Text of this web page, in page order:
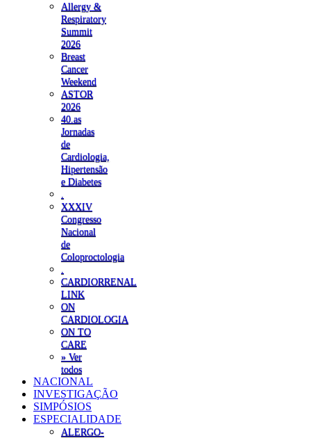
Allergy &
Respiratory
Summit
2026
Breast
Cancer
Weekend
ASTOR
2026
40.as
Jornadas
de
Cardiologia,
Hipertensão
e Diabetes
XXXIV
Congresso
Nacional
de
Coloproctologia
CARDIORRENAL
LINK
ON
CARDIOLOGIA
ON TO
CARE
» Ver
todos
NACIONAL
INVESTIGAÇÃO
SIMPÓSIOS
ESPECIALIDADE
ALERGO-